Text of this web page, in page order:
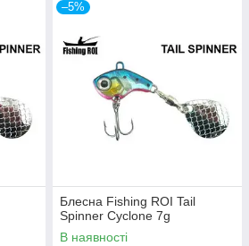
–5%
Блесна Fishing ROI Tail
Spinner Cyclone 7g
В наявності